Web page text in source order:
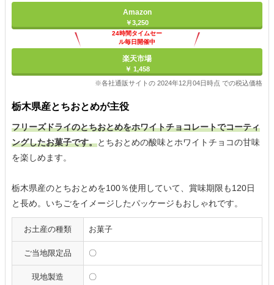
Amazon
￥3,250
24時間タイムセー
ル毎日開催中
楽天市場
￥ 1,458
※各社通販サイトの 2024年12月04日時点 での税込価格
栃木県産とちおとめが主役
フリーズドライのとちおとめをホワイトチョコレートでコーティ
ングしたお菓子です。とちおとめの酸味とホワイトチョコの甘味
を楽しめます。
栃木県産のとちおとめを100％使用していて、賞味期限も120日
と長め。いちごをイメージしたパッケージもおしゃれです。
お土産の種類 お菓子
ご当地限定品 〇
現地製造 〇